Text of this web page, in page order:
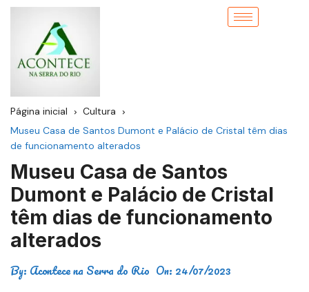
Página inicial
Cultura
Museu Casa de Santos Dumont e Palácio de Cristal têm dias
de funcionamento alterados
Museu Casa de Santos
Dumont e Palácio de Cristal
têm dias de funcionamento
alterados
By: Acontece na Serra do Rio On: 24/07/2023